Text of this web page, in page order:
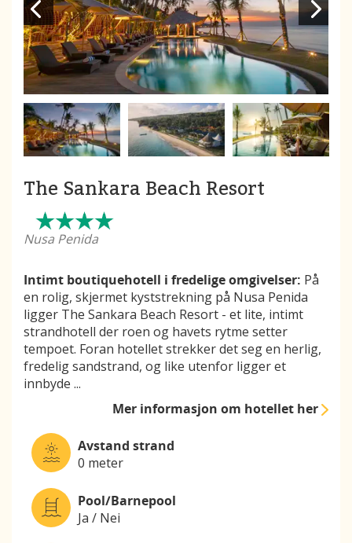
The Sankara Beach Resort
Nusa Penida
Intimt boutiquehotell i fredelige omgivelser: På
en rolig, skjermet kyststrekning på Nusa Penida
ligger The Sankara Beach Resort - et lite, intimt
strandhotell der roen og havets rytme setter
tempoet. Foran hotellet strekker det seg en herlig,
fredelig sandstrand, og like utenfor ligger et
innbyde ...
Mer informasjonom hotellet her
Avstand strand
0 meter
Pool/Barnepool
Ja / Nei